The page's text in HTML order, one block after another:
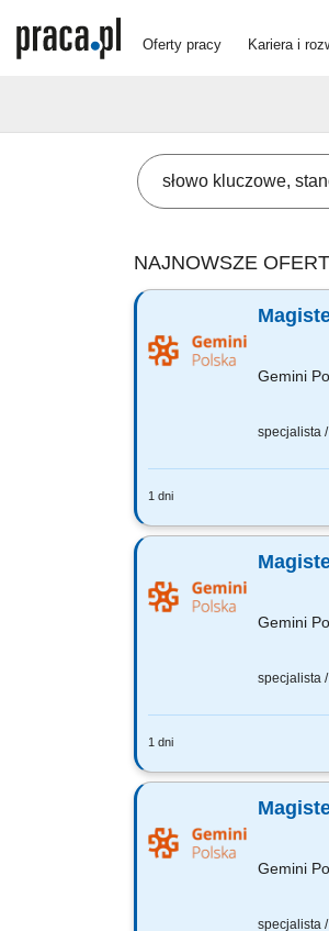
Oferty pracy Kariera i
NAJNOWSZE
Gemini
specjalista
1 dni
Czego
Gemini
specjalista
1 dni
Czego
Gemini
specjalista